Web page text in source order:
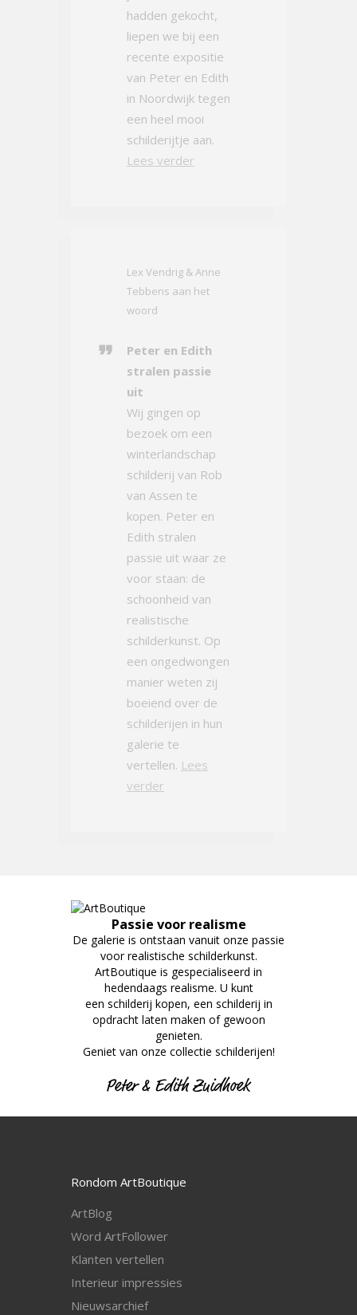
hadden gekocht,
liepen we bij een
recente expositie
van Peter en Edith
in Noordwijk tegen
een heel mooi
schilderijtje aan.
Lees verder
Lex Vendrig & Anne
Tebbens aan het
woord
Peter en Edith
stralen passie
uit
Wij gingen op
bezoek om een
winterlandschap
schilderij van Rob
van Assen te
kopen. Peter en
Edith stralen
passie uit waar ze
voor staan: de
schoonheid van
realistische
schilderkunst. Op
een ongedwongen
manier weten zij
boeiend over de
schilderijen in hun
galerie te
vertellen. Lees
verder
Passie voor realisme
De galerie is ontstaan vanuit onze passie
voor realistische schilderkunst.
ArtBoutique is gespecialiseerd in
hedendaags realisme. U kunt
een schilderij kopen, een schilderij in
opdracht laten maken of gewoon
genieten.
Geniet van onze collectie schilderijen!
Rondom ArtBoutique
ArtBlog
Word ArtFollower
Klanten vertellen
Interieur impressies
Nieuwsarchief